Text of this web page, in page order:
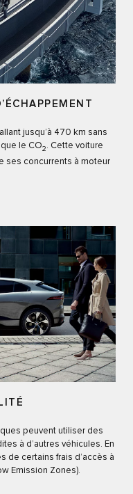
jusqu’à 470 km sans
le CO2 . Cette voiture
ses concurrents à moteur
peuvent utiliser des
à d’autres véhicules. En
de certains frais d’accès à
Emission Zones).